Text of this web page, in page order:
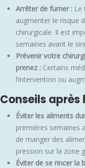
Arrêter de fumer : Le
augmenter le risque
chirurgicale. Il est
semaines avant le
Prévenir votre
prenez : Certains
l’intervention ou
Conseils après
Éviter les aliments
premières semaines
de manger des
pression sur la zone
Éviter de se rincer la